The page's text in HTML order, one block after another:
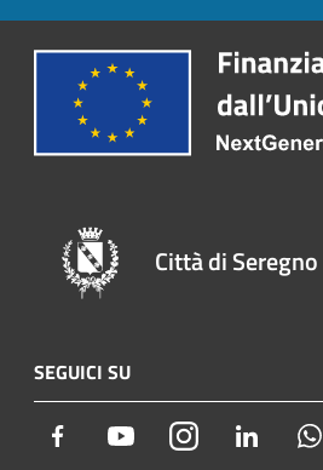
Città di Seregno
SEGUICI SU
Facebook YoutubeInstagram LinkedIn